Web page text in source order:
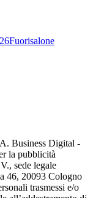
Fuorisalone
Business Digital -
la pubblicità
sede legale
46, 20093 Cologno
trasmessi e/o